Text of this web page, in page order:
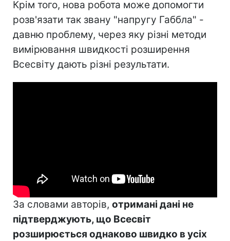
Крім того, нова робота може допомогти
розв'язати так звану "напругу Габбла" -
давню проблему, через яку різні методи
вимірювання швидкості розширення
Всесвіту дають різні результати.
За словами авторів, отримані дані не
підтверджують, що Всесвіт
розширюється однаково швидко в усіх